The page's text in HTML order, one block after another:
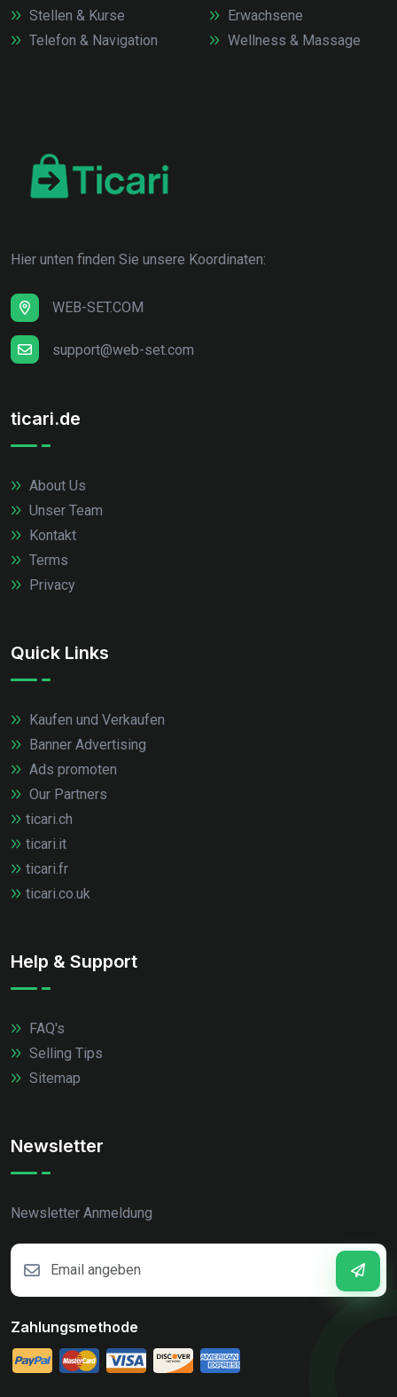
Stellen & Kurse
Telefon & Navigation
Erwachsene
Wellness & Massage
Hier unten finden Sie unsere Koordinaten:
WEB-SET.COM
support@web-set.com
ticari.de
About Us
Unser Team
Kontakt
Terms
Privacy
Quick Links
Kaufen und Verkaufen
Banner Advertising
Ads promoten
Our Partners
ticari.ch
ticari.it
ticari.fr
ticari.co.uk
Help & Support
FAQ's
Selling Tips
Sitemap
Newsletter
Newsletter Anmeldung
Zahlungsmethode